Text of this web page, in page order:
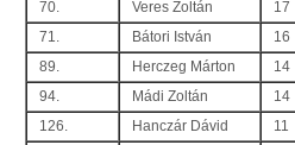
70.
Veres Zoltán
17
71.
Bátori István
16
89.
Herczeg Márton
14
94.
Mádi Zoltán
14
126.
Hanczár Dávid
11